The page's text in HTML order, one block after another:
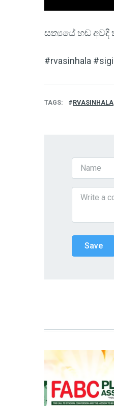
සත්‍යයේ හඬ අවදි
#rvasinhala
TAGS RVASINHALA